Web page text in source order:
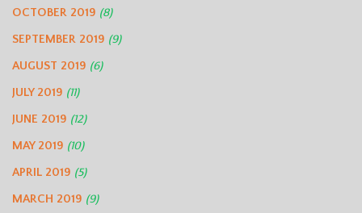
OCTOBER 2019 (8)
SEPTEMBER 2019 (9)
AUGUST 2019 (6)
JULY 2019 (11)
JUNE 2019 (12)
MAY 2019 (10)
APRIL 2019 (5)
MARCH 2019 (9)